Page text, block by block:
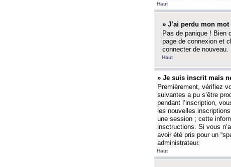
Haut
» J’ai perdu mon mot
Pas de panique ! Bien
page de connexion et
connecter de nouveau.
Haut
» Je suis inscrit mais
Premièrement, vérifiez
suivantes a pu s’être
pendant l’inscription,
les nouvelles
une session ; cette
insctructions. Si vous
avoir été pris pour un
administrateur.
Haut